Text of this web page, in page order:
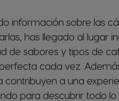
información sobre las
has llegado al lugar
de sabores y tipos de
cada vez.
a una
para descubrir todo